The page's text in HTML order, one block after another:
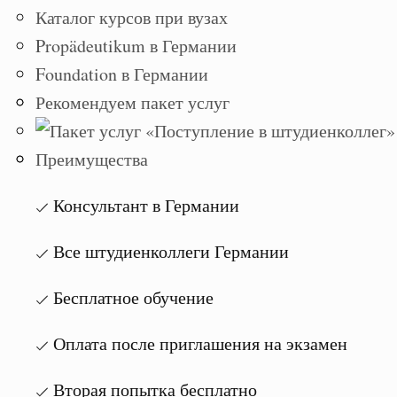
Каталог курсов при вузах
Propädeutikum в Германии
Foundation в Германии
Рекомендуем пакет услуг
Преимущества
Консультант в Германии
Все штудиенколлеги Германии
Бесплатное обучение
Оплата после приглашения на экзамен
Вторая попытка бесплатно